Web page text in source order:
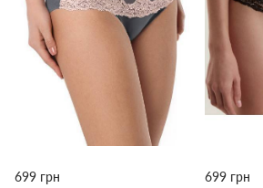
699 грн 699 грн